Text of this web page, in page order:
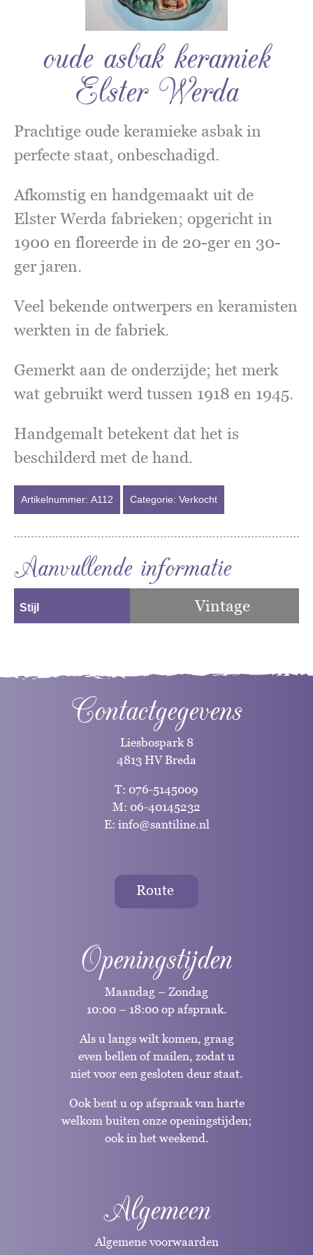
oude asbak keramiek
Elster Werda
Prachtige oude keramieke asbak in
perfecte staat, onbeschadigd.
Afkomstig en handgemaakt uit de
Elster Werda fabrieken; opgericht in
1900 en floreerde in de 20-ger en 30-
ger jaren.
Veel bekende ontwerpers en keramisten
werkten in de fabriek.
Gemerkt aan de onderzijde; het merk
wat gebruikt werd tussen 1918 en 1945.
Handgemalt betekent dat het is
beschilderd met de hand.
Artikelnummer: A112 Categorie: Verkocht
Aanvullende informatie
Stijl Vintage
Contactgegevens
Liesbospark 8
4813 HV Breda
T: 076-5145009
M: 06-40145232
E: info@santiline.nl
Route
Openingstijden
Maandag – Zondag
10:00 – 18:00 op afspraak.
Als u langs wilt komen, graag
even bellen of mailen, zodat u
niet voor een gesloten deur staat.
Ook bent u op afspraak van harte
welkom buiten onze openingstijden;
ook in het weekend.
Algemeen
Algemene voorwaarden